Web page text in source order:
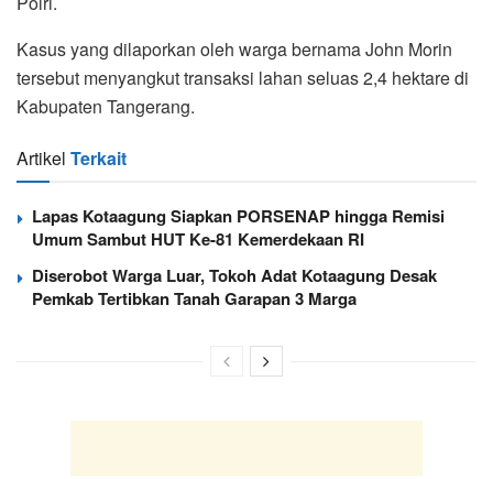
Kasus yang dilaporkan oleh warga bernama John Morin
tersebut menyangkut transaksi lahan seluas 2,4 hektare di
Kabupaten Tangerang.
Artikel Terkait
Lapas Kotaagung Siapkan PORSENAP hingga Remisi
Umum Sambut HUT Ke-81 Kemerdekaan RI
Diserobot Warga Luar, Tokoh Adat Kotaagung Desak
Pemkab Tertibkan Tanah Garapan 3 Marga